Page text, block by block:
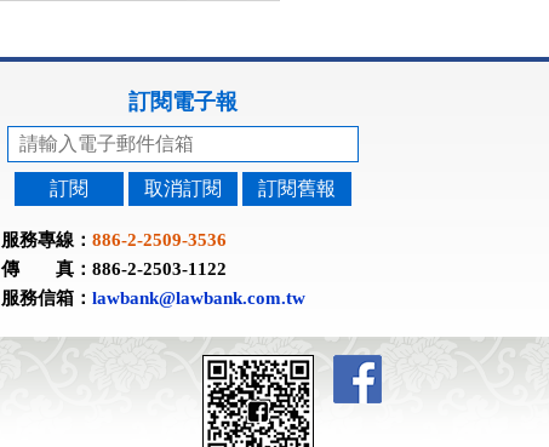
訂閱電子報
訂閱 取消訂閱 訂閱舊報
服務專線： 886-2-2509-3536
傳 真：886-2-2503-1122
服務信箱： lawbank@lawbank.com.tw